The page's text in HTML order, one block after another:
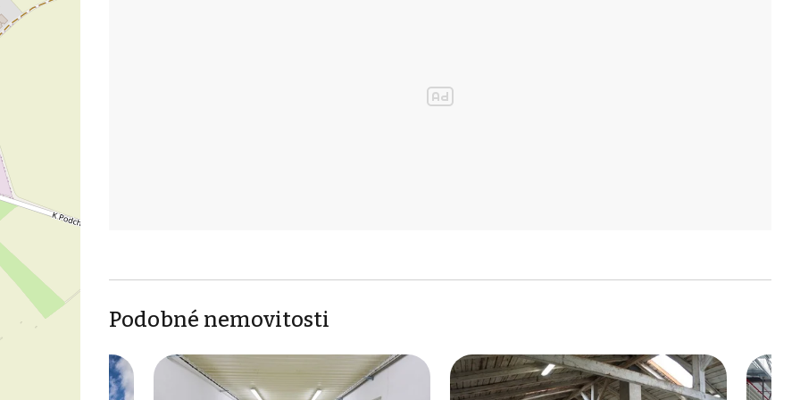
Podobné nemovitosti